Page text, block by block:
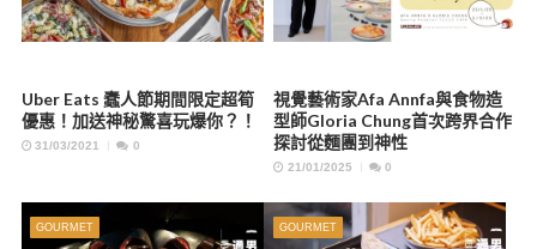
Uber Eats 蠢人節期間限定超筍
優惠！加送神秘驚喜玩爆你？！
31/03/2021 0
視覺藝術家Afa Annfa與食物造
型師Gloria Chung首次跨界合作
探討從麵團到神性
21/01/2025 0
GOURMET GOURMET